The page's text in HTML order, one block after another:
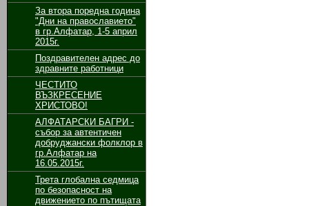
За втора поредна година
"Дни на православието"
в гр.Алфатар, 1-5 април
2015г.
Поздравителен адрес до
здравните работници
ЧЕСТИТО
ВЪЗКРЕСЕНИЕ
ХРИСТОВО!
АЛФАТАРСКИ БАГРИ -
събор за автентичен
добруджански фолклор в
гр.Алфатар на
16.05.2015г.
Трета глобална седмица
по безопасност на
движението по пътищата